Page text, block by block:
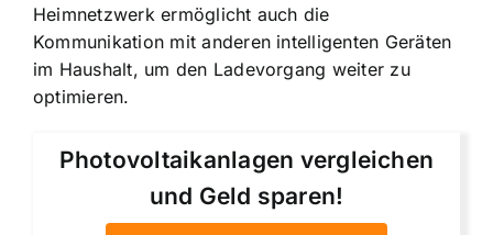
Heimnetzwerk ermöglicht auch die
Kommunikation mit anderen intelligenten Geräten
im Haushalt, um den Ladevorgang weiter zu
optimieren.
Photovoltaikanlagen vergleichen
und Geld sparen!